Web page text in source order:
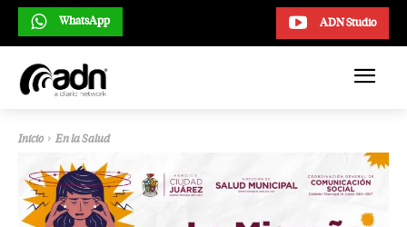
ADN Studio
WhatsApp
Inicio En la Salud